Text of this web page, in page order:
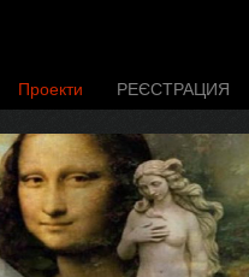
Проекти РЕЄСТРАЦИЯ